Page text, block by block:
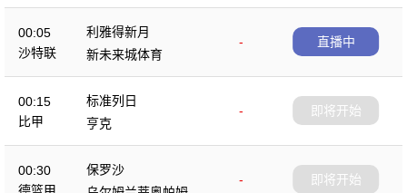
00:05
沙特联
利雅得新月
-
新未来城体育
直播中
00:15
比甲
标准列日
-
亨克
即将开始
00:30
保罗沙
-
即将开始